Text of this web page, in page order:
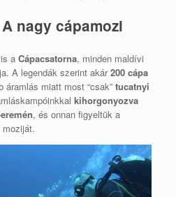
nagy cápamozi
a Cápacsatorna, minden maldívi
A legendák szerint akár200 cápa
áramlás miatt most “csak” tucatnyi
kihorgonyozva
, és onnan figyeltük a
moziját.